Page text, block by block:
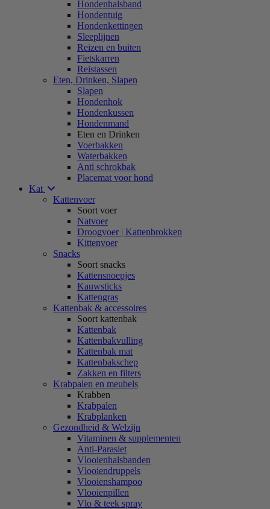
Hondenhalsband
Hondentuig
Hondenkettingen
Sleeplijnen
Reizen en buiten
Fietskarren
Reistassen
Eten, Drinken, Slapen
Slapen
Hondenhok
Hondenkussen
Hondenmand
Eten en Drinken
Voerbakken
Waterbakken
Anti schrokbak
Placemat voor hond
Kat
Kattenvoer
Soort voer
Natvoer
Droogvoer | Kattenbrokken
Kittenvoer
Snacks
Soort snacks
Kattensnoepjes
Kauwsticks
Kattengras
Kattenbak & accessoires
Soort kattenbak
Kattenbak
Kattenbakvulling
Kattenbak mat
Kattenbakschep
Zakken en filters
Krabpalen en meubels
Krabben
Krabpalen
Krabplanken
Gezondheid & Welzijn
Vitaminen & supplementen
Anti-Parasiet
Vlooienhalsbanden
Vlooiendruppels
Vlooienshampoo
Vlooienpillen
Vlo & teek spray